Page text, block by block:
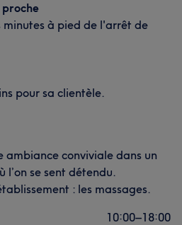
minutes à pied de l'arrêt de
pour sa clientèle.
ambiance conviviale dans un
l’on se sent détendu.
: les massages.
10:00–18:00